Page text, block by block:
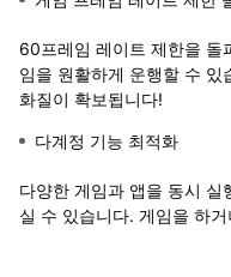
60프레임 레이트 제한을 돌
임을 원활하게 운행할 수 있
화질이 확보됩니다!
다계정 기능 최적화
다양한 게임과 앱을 동시
실 수 있습니다. 게임을 하